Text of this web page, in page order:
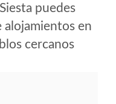
puedes
alojamientos en
cercanos